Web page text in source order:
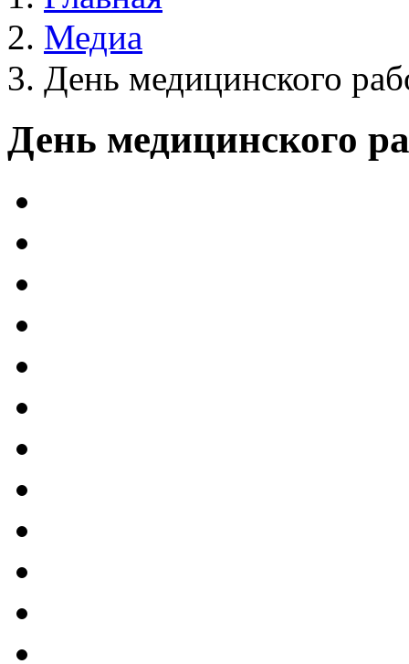
Медиа
День медицинского
День медицинского